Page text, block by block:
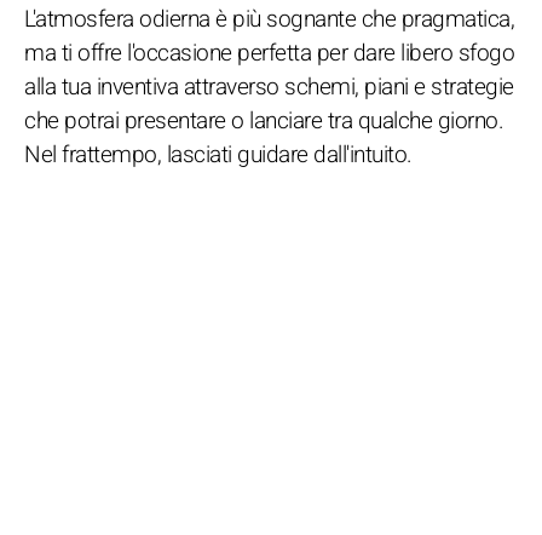
L'atmosfera odierna è più sognante che pragmatica,
ma ti offre l'occasione perfetta per dare libero sfogo
alla tua inventiva attraverso schemi, piani e strategie
che potrai presentare o lanciare tra qualche giorno.
Nel frattempo, lasciati guidare dall'intuito.